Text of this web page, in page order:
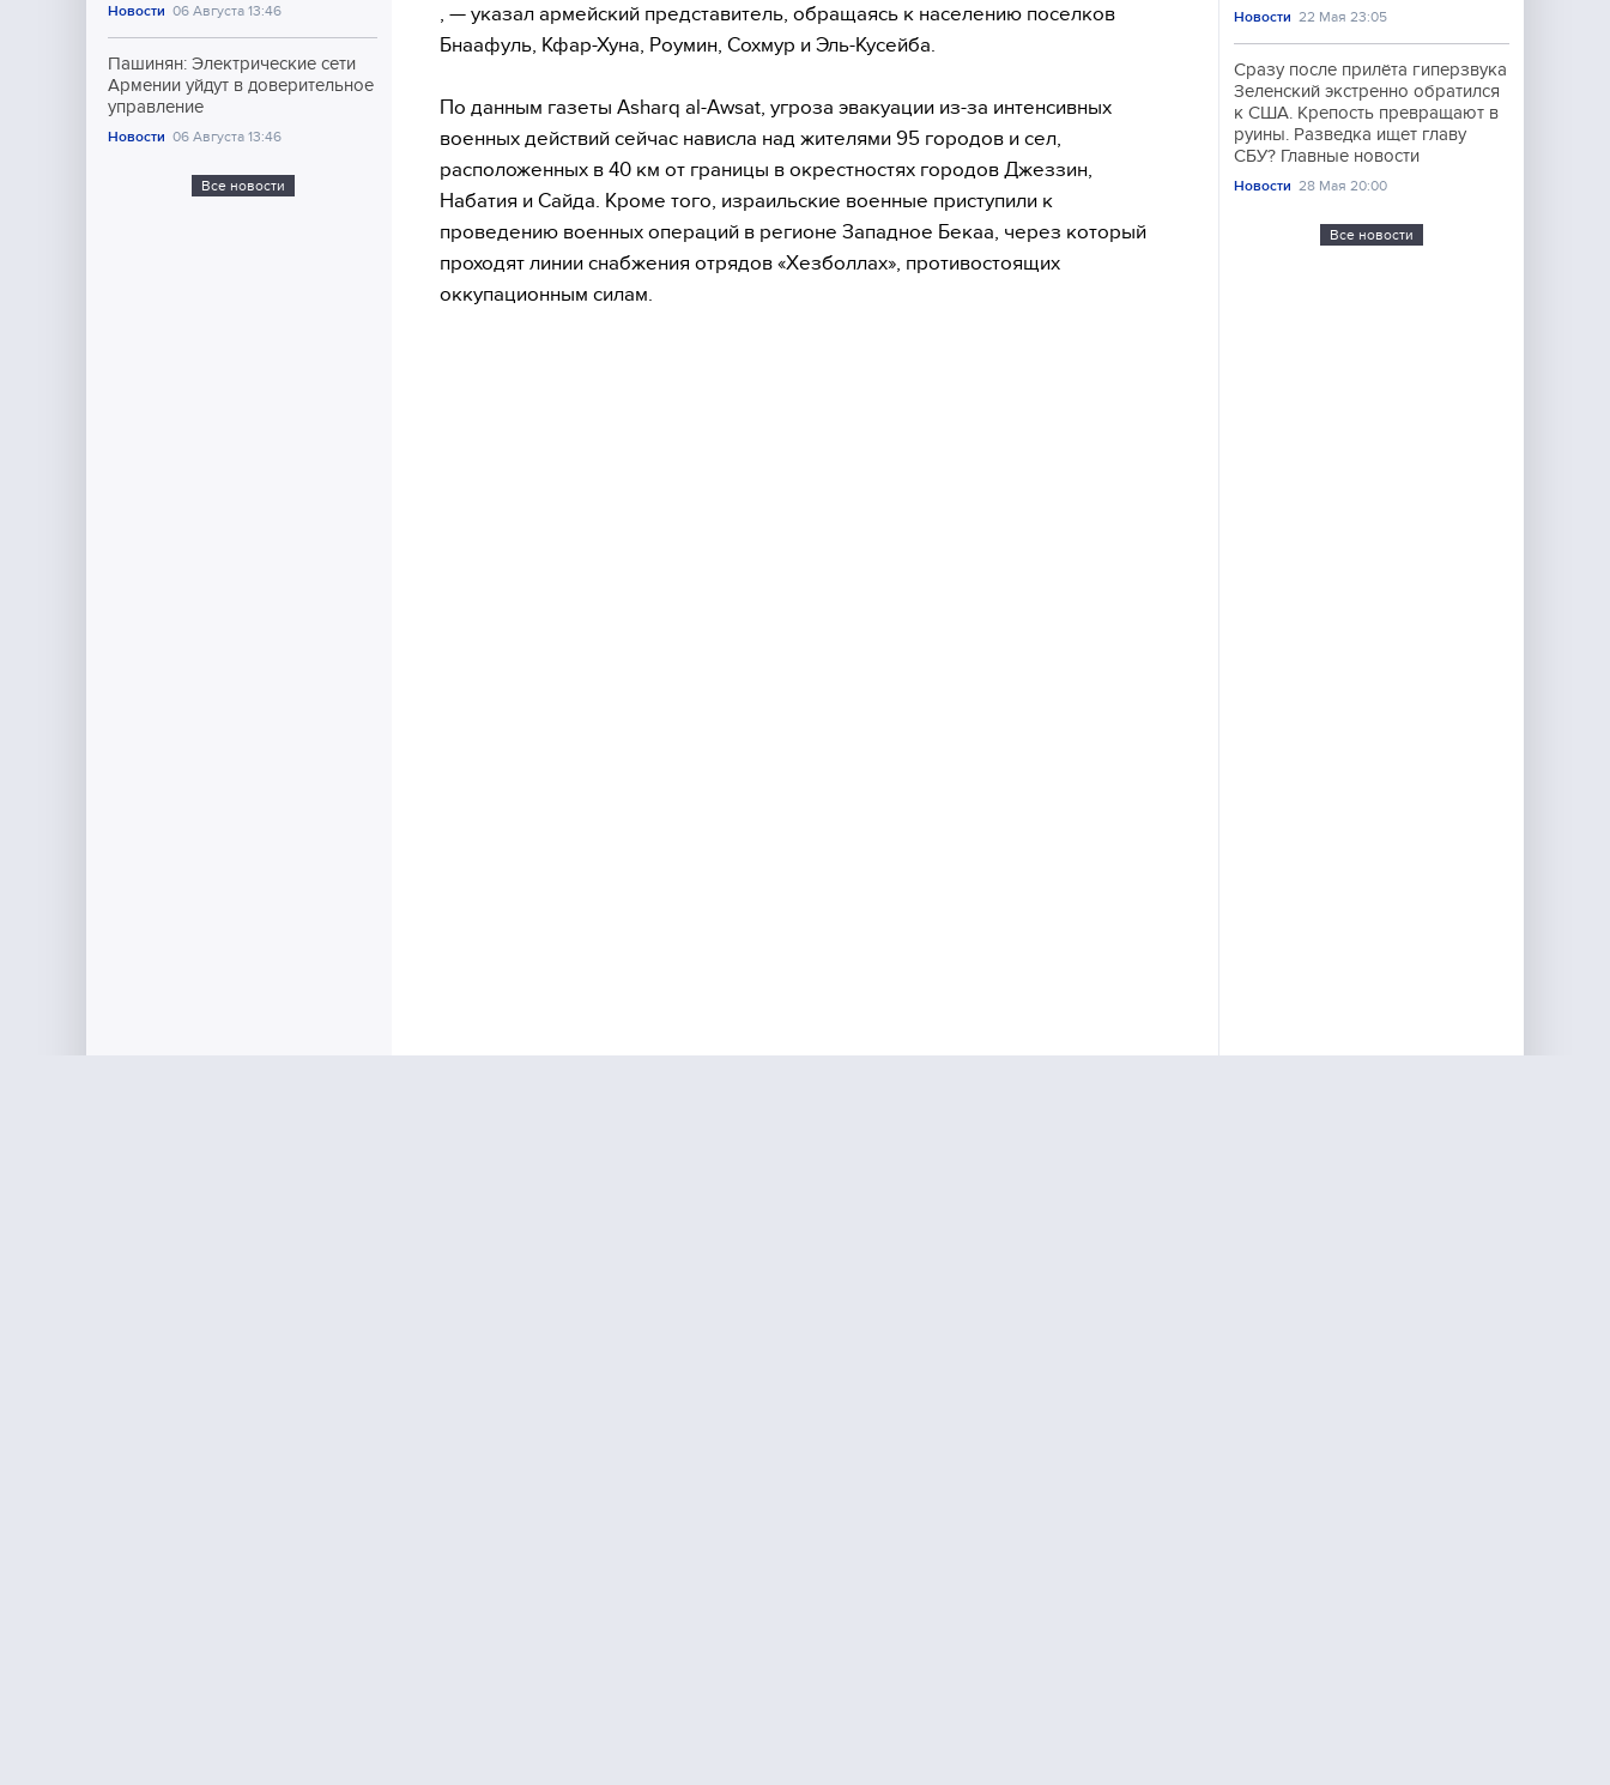
Новости 06 Августа 13:46
Пашинян: Электрические сети
Армении уйдут в доверительное
управление
Новости 06 Августа 13:46
Все новости
, — указал армейский представитель, обращаясь к населению поселков
Бнаафуль, Кфар-Хуна, Роумин, Сохмур и Эль-Кусейба.
По данным газеты Asharq al-Awsat, угроза эвакуации из-за интенсивных
военных действий сейчас нависла над жителями 95 городов и сел,
расположенных в 40 км от границы в окрестностях городов Джеззин,
Набатия и Сайда. Кроме того, израильские военные приступили к
проведению военных операций в регионе Западное Бекаа, через который
проходят линии снабжения отрядов «Хезболлах», противостоящих
оккупационным силам.
Новости 22 Мая 23:05
Сразу после прилёта гиперзвука
Зеленский экстренно обратился
к США. Крепость превращают в
руины. Разведка ищет главу
СБУ? Главные новости
Новости 28 Мая 20:00
Все новости